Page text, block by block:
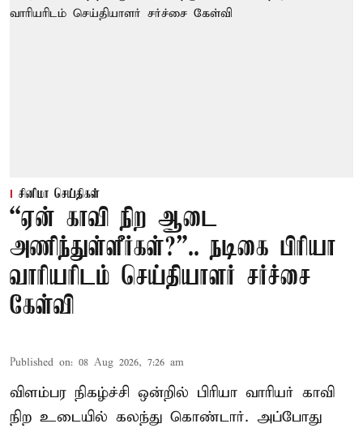
சினிமா செய்திகள்
“ஏன் காவி நிற ஆடை
அணிந்துள்ளீர்கள்?”.. நடிகை பிரியா
வாரியரிடம் செய்தியாளர் சர்ச்சை
கேள்வி
Published on: 08 Aug 2026, 7:26 am
விளம்பர நிகழ்ச்சி ஒன்றில் பிரியா வாரியர் காவி
நிற உடையில் கலந்து கொண்டார். அப்போது